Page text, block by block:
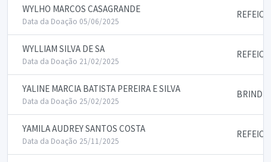
WYLHO MARCOS CASAGRANDE
Data da Doação 05/06/2025
WYLLIAM SILVA DE SA
Data da Doação 21/02/2025
YALINE MARCIA BATISTA PEREIRA E SILVA
Data da Doação 25/02/2025
YAMILA AUDREY SANTOS COSTA
Data da Doação 25/11/2025